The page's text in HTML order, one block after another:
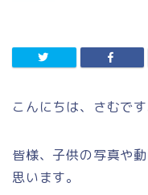
こんにちは、さむです
皆様、子供の写真や
思います。